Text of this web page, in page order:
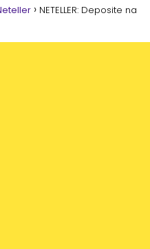
NETELLER: Deposite na